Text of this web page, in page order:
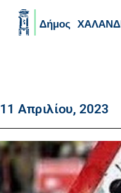
11 Απριλίου, 2023